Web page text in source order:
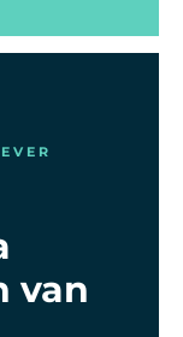
van